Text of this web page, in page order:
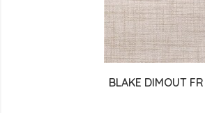
BLAKE DIMOUT FR